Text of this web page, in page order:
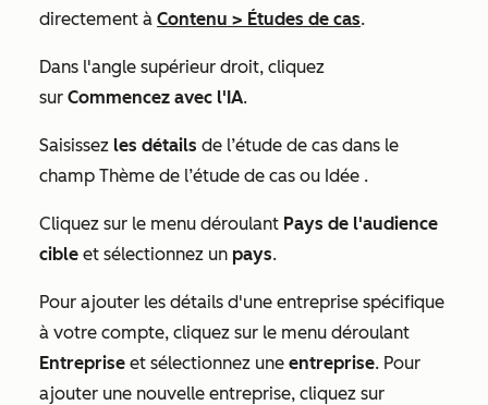
directement à Contenu > Études de cas.
Dans l'angle supérieur droit, cliquez
sur Commencez avec l'IA.
Saisissez les détails de l’étude de cas dans le
champ Thème de l’étude de cas ou Idée .
Cliquez sur le menu déroulant Pays de l'audience
cible et sélectionnez un pays.
Pour ajouter les détails d'une entreprise spécifique
à votre compte, cliquez sur le menu déroulant
Entreprise et sélectionnez une entreprise. Pour
ajouter une nouvelle entreprise, cliquez sur